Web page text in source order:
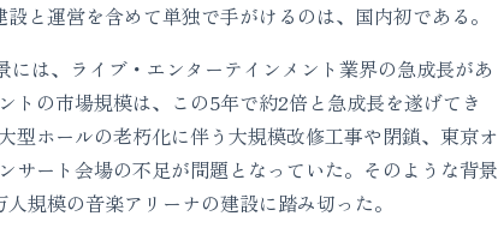
と運営を含めて単独で手がけるのは、国内初である。
は、ライブ・エンターテインメント業界の急成長があ
トの市場規模は、この5年で約2倍と急成長を遂げてき
型ホールの老朽化に伴う大規模改修工事や閉鎖、東京オ
サート会場の不足が問題となっていた。そのような背景
規模の音楽アリーナの建設に踏み切った。